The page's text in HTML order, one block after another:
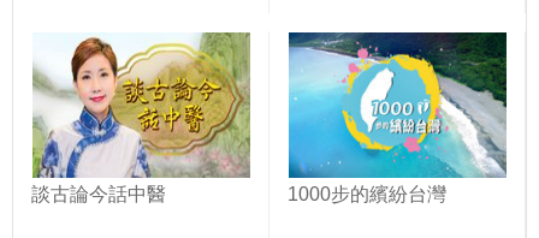
談古論今話中醫 1000步的繽紛台灣